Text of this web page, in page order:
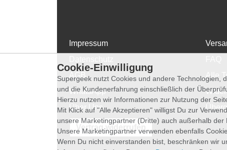
Impressum
WhatsApp
Über Uns
Alle
Vertrag widerrufen
Cookie-Einwilligung
Supergeek nutzt Cookies und andere
und die Kundenerfahrung einschließlich der
Hierzu nutzen wir Informationen zur Nutzung der
Mit Klick auf "Alle Akzeptieren" willigst Du zur
unsere Marketingpartner (Dritte) auch außerhalb der
Unsere Marketingpartner verwenden ebenfalls
Wenn Du nicht einverstanden bist, beschränken wir